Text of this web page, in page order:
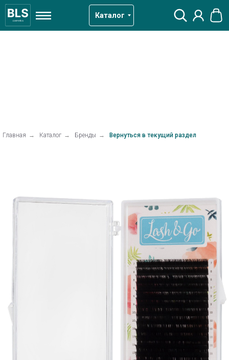
Каталог
Главная → Каталог → Бренды → Вернуться в текущий раздел